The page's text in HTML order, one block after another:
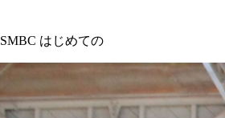
SMBC はじめての